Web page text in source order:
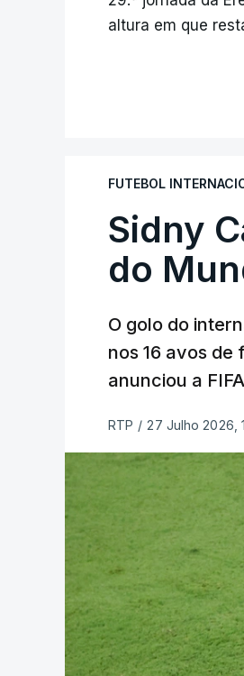
altura em que
FUTEBOL
Sidny
do
O golo do
nos 16 avos
anunciou a
RTP / 27 Julho 2026,